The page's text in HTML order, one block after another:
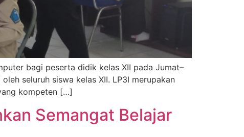
bagi peserta didik kelas XII pada Jumat–
seluruh siswa kelas XII. LP3I merupakan
kompeten […]
Semangat Belajar